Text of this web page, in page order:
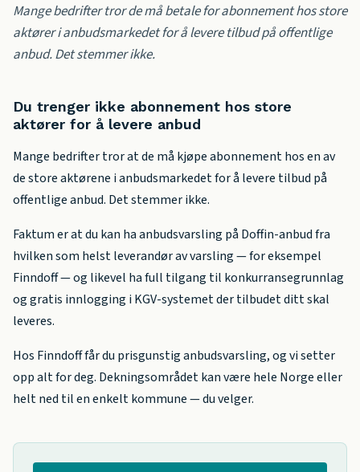
Mange bedrifter tror de må betale for abonnement hos store
aktører i anbudsmarkedet for å levere tilbud på offentlige
anbud. Det stemmer ikke.
Du trenger ikke abonnement hos store
aktører for å levere anbud
Mange bedrifter tror at de må kjøpe abonnement hos en av
de store aktørene i anbudsmarkedet for å levere tilbud på
offentlige anbud. Det stemmer ikke.
Faktum er at du kan ha anbudsvarsling på Doffin-anbud fra
hvilken som helst leverandør av varsling — for eksempel
Finndoff — og likevel ha full tilgang til konkurransegrunnlag
og gratis innlogging i KGV-systemet der tilbudet ditt skal
leveres.
Hos Finndoff får du prisgunstig anbudsvarsling, og vi setter
opp alt for deg. Dekningsområdet kan være hele Norge eller
helt ned til en enkelt kommune — du velger.